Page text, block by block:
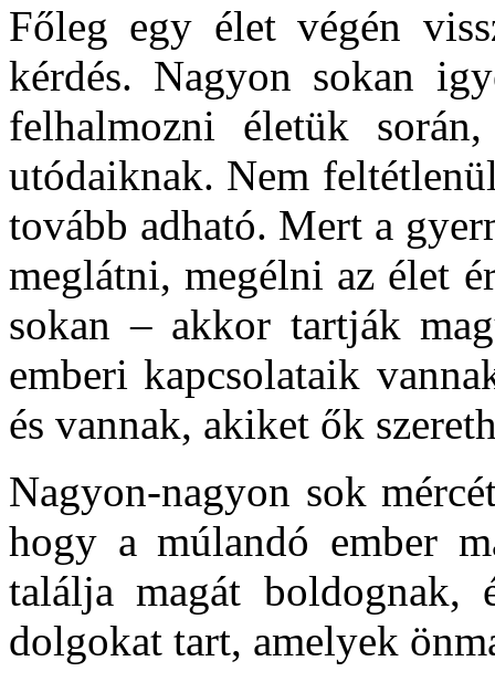
Főleg egy élet végén
kérdés. Nagyon sokan
felhalmozni életük
utódaiknak. Nem
tovább adható. Mert a
meglátni, megélni az élet
sokan – akkor tartják
emberi kapcsolataik
és vannak, akiket ők
Nagyon-nagyon sok
hogy a múlandó ember
találja magát boldognak,
dolgokat tart, amelyek